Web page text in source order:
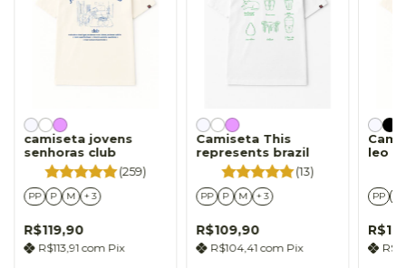
camiseta jovens
senhoras club
(259)
PP P M + 3
R$119,90
R$113,91 com Pix
Camiseta This
represents brazil
(13)
PP P M + 3
R$109,90
R$104,41com Pix
leo
PP